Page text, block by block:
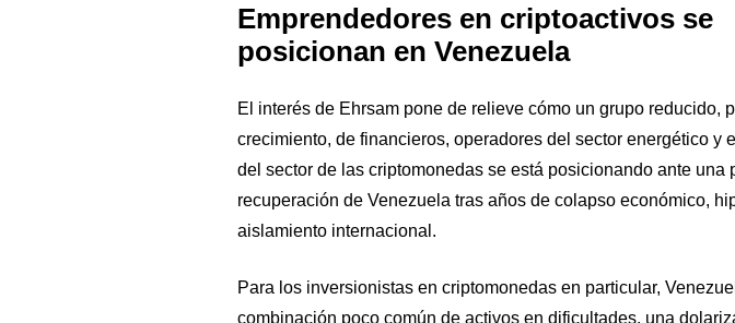
Emprendedores en criptoactivos se
posicionan en Venezuela
El interés de Ehrsam pone de relieve cómo un grupo reducido,
crecimiento, de financieros, operadores del sector energético y
del sector de las criptomonedas se está posicionando ante una
recuperación de Venezuela tras años de colapso económico,
aislamiento internacional.
Para los inversionistas en criptomonedas en particular,
combinación poco común de activos en dificultades, una